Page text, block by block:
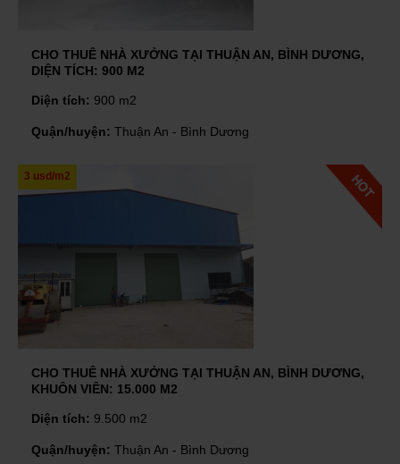
CHO THUÊ NHÀ XƯỞNG TẠI THUẬN AN, BÌNH DƯƠNG,
DIỆN TÍCH: 900 M2
Diện tích: 900 m2
Quận/huyện: Thuận An - Bình Dương
3 usd/m2
CHO THUÊ NHÀ XƯỞNG TẠI THUẬN AN, BÌNH DƯƠNG,
KHUÔN VIÊN: 15.000 M2
Diện tích: 9.500 m2
Quận/huyện: Thuận An - Bình Dương